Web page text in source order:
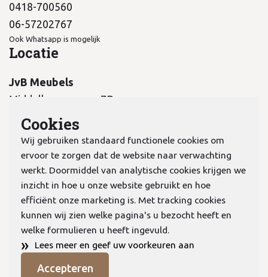
0418-700560
06-57202767
Ook Whatsapp is mogelijk
Locatie
JvB Meubels
Middelkampseweg 7B
5311 PC Gameren
KvK:70978298
Privacyverklaring
Algemene voorwaarden
Cookies
Cookies
Wij gebruiken standaard functionele cookies om
ervoor te zorgen dat de website naar verwachting
werkt. Doormiddel van analytische cookies krijgen we
inzicht in hoe u onze website gebruikt en hoe
efficiënt onze marketing is. Met tracking cookies
kunnen wij zien welke pagina's u bezocht heeft en
welke formulieren u heeft ingevuld.
» Lees meer en geef uw voorkeuren aan
Accepteren